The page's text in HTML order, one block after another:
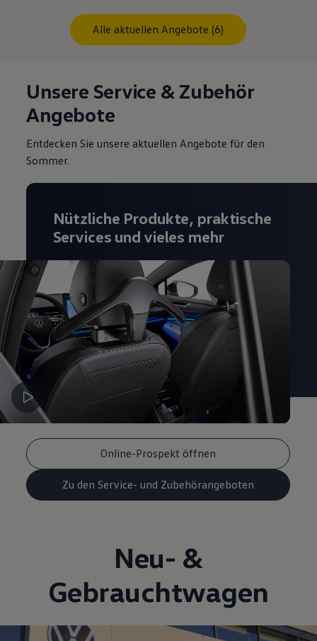
Alle aktuellen Angebote (6)
Unsere Service & Zubehör
Angebote
Entdecken Sie unsere aktuellen Angebote für den
Sommer.
Online-Prospekt öffnen
Zu den Service- und Zubehörangeboten
Nützliche Produkte, praktische
Services und vieles mehr
Neu- &
Gebrauchtwagen